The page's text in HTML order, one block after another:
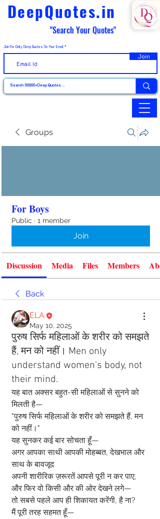
DeepQuotes.in
"Search Your Quotes"
Join For Daily Deep Quotes On Your Email
Join
Groups
For Boys
Public · 1 member
Join
Discussion Media Files Members
Back
ELA
May 10, 2025
पुरुष सिर्फ महिलाओं के शरीर को समझते
हैं, मन को नहीं। Men only
understand women's body, not
their mind.
यह बात अक्सर बहुत-सी महिलाओं से सुनने को
मिलती है—
"पुरुष सिर्फ महिलाओं के शरीर को समझते हैं, मन
को नहीं।"
यह सुनकर कई बार सोचता हूँ—
अगर आपका साथी आपकी मोहब्बत, देखभाल और
साथ के बावजूद
अपनी शारीरिक ज़रूरतें आपसे पूरी न कर पाए,
और फिर वो किसी और की ओर देखने लगे—
तो सबसे पहले आप ही शिकायत करेंगी, है ना?
मैं पूरी तरह सहमत हूँ—